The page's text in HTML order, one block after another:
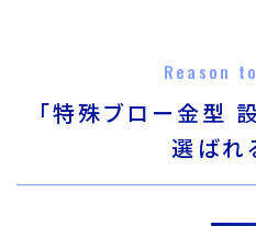
Reason
「特殊ブロー金型
選ばれ